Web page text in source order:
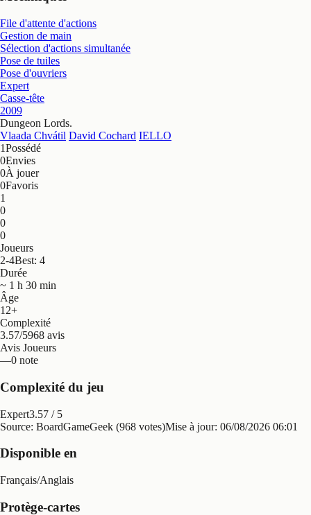
File d'attente d'actions
Gestion de main
Sélection d'actions simultanée
Pose de tuiles
Pose d'ouvriers
Expert
Casse-tête
2009
Dungeon Lords.
Vlaada Chvátil David Cochard IELLO
1Possédé
0Envies
0À jouer
0Favoris
1
0
0
0
Joueurs
2-4Best: 4
Durée
~ 1 h 30 min
Âge
12+
Complexité
3.57/5968 avis
Avis Joueurs
—0 note
Complexité du jeu
Expert3.57 / 5
Source: BoardGameGeek (968 votes)Mise à jour: 06/08/2026 06:01
Disponible en
Français/Anglais
Protège-cartes